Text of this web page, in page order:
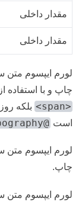
مقدار داخلی
مقدار داخلی
لورم ایپسوم متن
چاپ و با استفاده
<span>
بلکه
است @tailwindcss/typography
لورم ایپسوم متن
چاپ.
لورم ایپسوم متن